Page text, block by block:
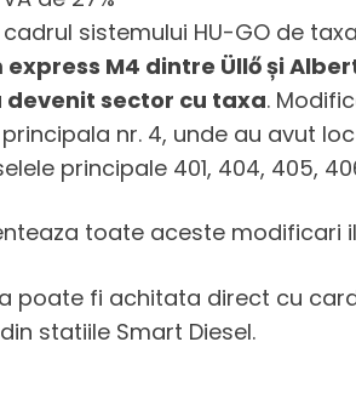
sistemului HU-GO de
M4 dintre Üllő și
devenit sector cu taxa.
nr. 4, unde au avut
principale 401, 404, 405,
toate aceste modificari
poate fi achitata direct cu
statiile Smart Diesel.